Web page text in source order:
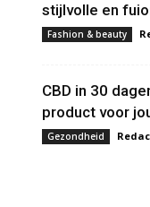
stijlvolle en
Fashion & beauty
CBD in 30
product voor
Gezondheid